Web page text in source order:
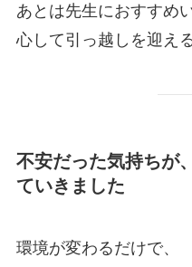
あとは先生におすすめ
心して引っ越しを迎え
不安だった気持ちが
ていきました
環境が変わるだけで、